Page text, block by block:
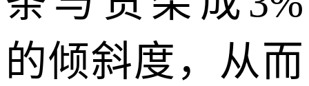
的倾斜度，从而